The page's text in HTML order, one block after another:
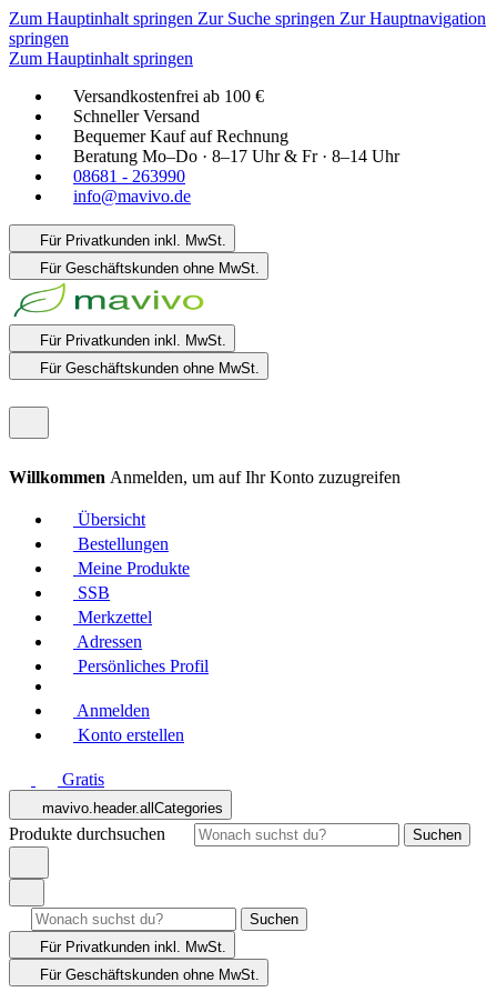
Zum Hauptinhalt springen Zur Suche springen Zur Hauptnavigation
springen
Zum Hauptinhalt springen
Versandkostenfrei ab 100 €
Schneller Versand
Bequemer Kauf auf Rechnung
Beratung Mo–Do · 8–17 Uhr & Fr · 8–14 Uhr
08681 - 263990
info@mavivo.de
Für Privatkunden inkl. MwSt.
Für Geschäftskunden ohne MwSt.
Für Privatkunden inkl. MwSt.
Für Geschäftskunden ohne MwSt.
Willkommen Anmelden, um auf Ihr Konto zuzugreifen
Übersicht
Bestellungen
Meine Produkte
SSB
Merkzettel
Adressen
Persönliches Profil
Anmelden
Konto erstellen
Gratis
mavivo.header.allCategories
Produkte durchsuchen Suchen
Suchen
Für Privatkunden inkl. MwSt.
Für Geschäftskunden ohne MwSt.